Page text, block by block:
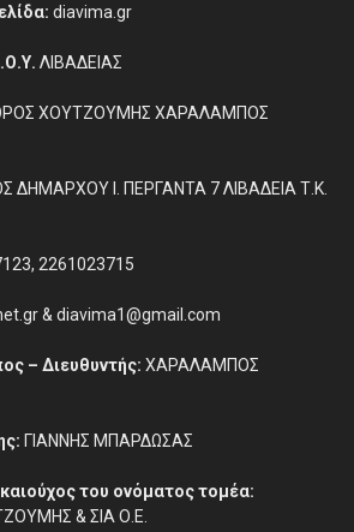
diavima.gr
ΛΙΒΑΔΕΙΑΣ
ΧΟΥΤΖΟΥΜΗΣ ΧΑΡΑΛΑΜΠΟΣ
ΔΗΜΑΡΧΟΥ Ι. ΠΕΡΓΑΝΤΑ 7 ΛΙΒΑΔΕΙΑ Τ.Κ.
2261023715
& diavima1@gmail.com
– Διευθυντής: ΧΑΡΑΛΑΜΠΟΣ
ΓΙΑΝΝΗΣ ΜΠΑΡΔΩΣΑΣ
του ονόματος τομέα:
& ΣΙΑ Ο.Ε.